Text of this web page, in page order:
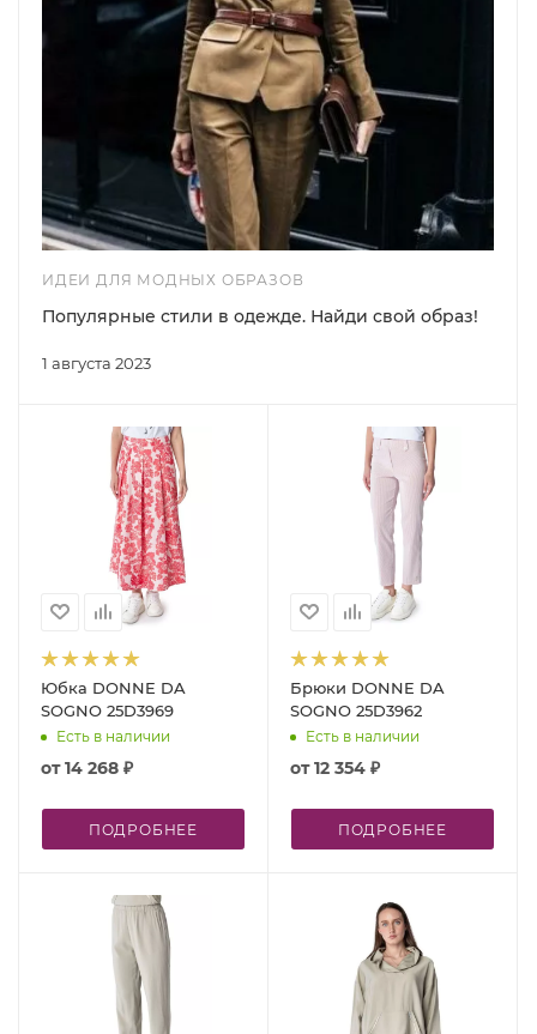
ИДЕИ ДЛЯ МОДНЫХ ОБРАЗОВ
1 августа 2023
Популярные стили в одежде. Найди свой образ!
Юбка DONNE DA
SOGNO 25D3969
Есть в наличии
от14 268 ₽
ПОДРОБНЕЕ
Брюки DONNE DA
SOGNO 25D3962
Есть в наличии
от12 354 ₽
ПОДРОБНЕЕ